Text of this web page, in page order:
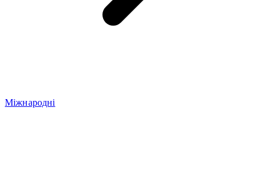
Міжнародні